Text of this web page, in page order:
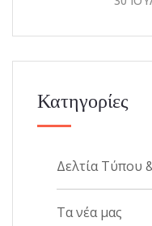
Κατηγορίες
Δελτία Τύπου
Τα νέα μας